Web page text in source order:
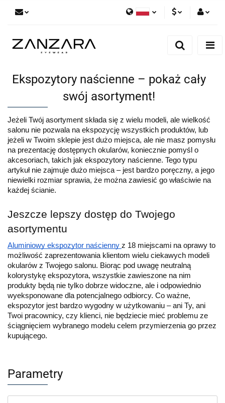
PLNZaloguj się
Ekspozytory naścienne – pokaż cały
swój asortyment!
Jeżeli Twój asortyment składa się z wielu modeli, ale wielkość
salonu nie pozwala na ekspozycję wszystkich produktów, lub
jeżeli w Twoim sklepie jest dużo miejsca, ale nie masz pomysłu
na prezentację dostępnych okularów, koniecznie pomyśl o
akcesoriach, takich jak ekspozytory naścienne. Tego typu
artykuł nie zajmuje dużo miejsca – jest bardzo poręczny, a jego
niewielki rozmiar sprawia, że można zawiesić go właściwie na
każdej ścianie.
Jeszcze lepszy dostęp do Twojego
asortymentu
Aluminiowy ekspozytor naścienny z 18 miejscami na oprawy to
możliwość zaprezentowania klientom wielu ciekawych modeli
okularów z Twojego salonu. Biorąc pod uwagę neutralną
kolorystykę ekspozytora, wszystkie zawieszone na nim
produkty będą nie tylko dobrze widoczne, ale i odpowiednio
wyeksponowane dla potencjalnego odbiorcy. Co ważne,
ekspozytor jest bardzo wygodny w użytkowaniu – ani Ty, ani
Twoi pracownicy, czy klienci, nie będziecie mieć problemu ze
ściągnięciem wybranego modelu celem przymierzenia go przez
kupującego.
Parametry